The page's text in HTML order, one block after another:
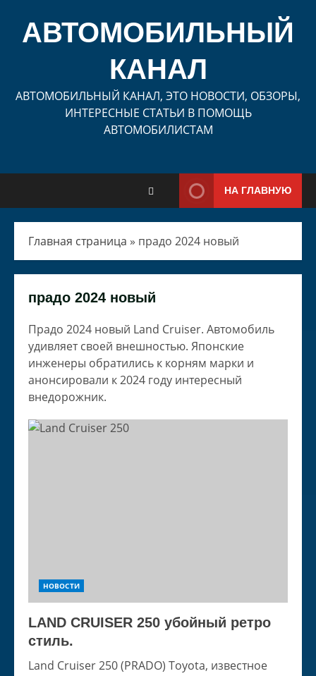
содержимому
АВТОМОБИЛЬНЫЙ
КАНАЛ
АВТОМОБИЛЬНЫЙ КАНАЛ, ЭТО НОВОСТИ, ОБЗОРЫ,
ИНТЕРЕСНЫЕ СТАТЬИ В ПОМОЩЬ
АВТОМОБИЛИСТАМ
НА ГЛАВНУЮ
Главная страница » прадо 2024 новый
прадо 2024 новый
Прадо 2024 новый Land Cruiser. Автомобиль
удивляет своей внешностью. Японские
инженеры обратились к корням марки и
анонсировали к 2024 году интересный
внедорожник.
НОВОСТИ
LAND CRUISER 250 убойный ретро
стиль.
Land Cruiser 250 (PRADO) Toyota, известное